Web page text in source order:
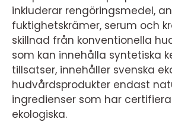
inkluderar rengöringsmedel,
fuktighetskrämer, serum och
skillnad från konventionella
som kan innehålla syntetiska
tillsatser, innehåller svenska
hudvårdsprodukter endast
ingredienser som har
ekologiska.